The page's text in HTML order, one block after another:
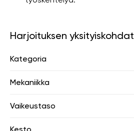
Harjoituksen yksityiskohdat
Kategoria
Mekaniikka
Vaikeustaso